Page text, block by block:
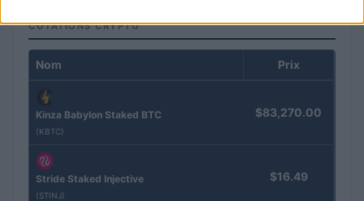
COTATIONS CRYPTO
Nom Prix
Kinza Babylon Staked BTC
(KBTC)
$83,270.00
Stride Staked Injective
(STINJ)
$16.49